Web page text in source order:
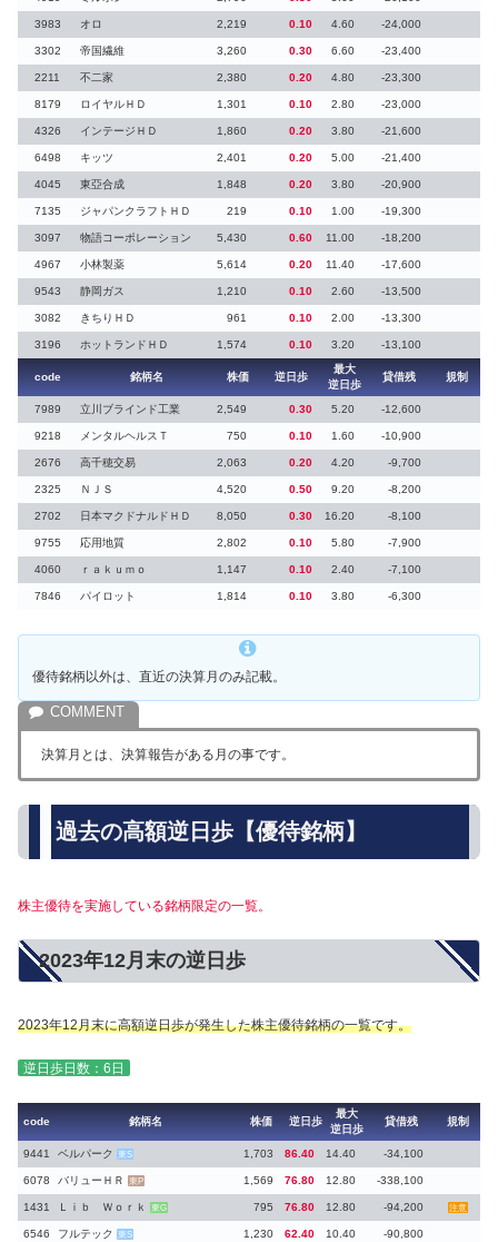
3983 オロ 2,219 0.10 4.60 -24,000
3302 帝国繊維 3,260 0.30 6.60 -23,400
2211 不二家 2,380 0.20 4.80 -23,300
8179 ロイヤルＨＤ 1,301 0.10 2.80 -23,000
4326 インテージＨＤ 1,860 0.20 3.80 -21,600
6498 キッツ 2,401 0.20 5.00 -21,400
4045 東亞合成 1,848 0.20 3.80 -20,900
7135 ジャパンクラフトＨＤ 219 0.10 1.00 -19,300
3097 物語コーポレーション 5,430 0.60 11.00 -18,200
4967 小林製薬 5,614 0.20 11.40 -17,600
9543 静岡ガス 1,210 0.10 2.60 -13,500
3082 きちりＨＤ 961 0.10 2.00 -13,300
3196 ホットランドＨＤ 1,574 0.10 3.20 -13,100
code 銘柄名 株価 逆日歩
最大
逆日歩
貸借残 規制
7989 立川ブラインド工業 2,549 0.30 5.20 -12,600
9218 メンタルヘルスＴ 750 0.10 1.60 -10,900
2676 高千穂交易 2,063 0.20 4.20 -9,700
2325 ＮＪＳ 4,520 0.50 9.20 -8,200
2702 日本マクドナルドＨＤ 8,050 0.30 16.20 -8,100
9755 応用地質 2,802 0.10 5.80 -7,900
4060 ｒａｋｕｍｏ 1,147 0.10 2.40 -7,100
7846 パイロット 1,814 0.10 3.80 -6,300
優待銘柄以外は、直近の決算月のみ記載。
決算月とは、決算報告がある月の事です。
過去の高額逆日歩【優待銘柄】
株主優待を実施している銘柄限定の一覧。
2023年12月末の逆日歩
2023年12月末に高額逆日歩が発生した株主優待銘柄の一覧です。
逆日歩日数：6日
code 銘柄名 株価 逆日歩
最大
逆日歩
貸借残 規制
9441 ベルパーク 東S 1,703 86.40 14.40 -34,100
6078 バリューＨＲ 東P 1,569 76.80 12.80 -338,100
1431 Ｌｉｂ Ｗｏｒｋ 東G 795 76.80 12.80 -94,200 注意
6546 フルテック 東S 1,230 62.40 10.40 -90,800